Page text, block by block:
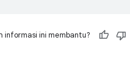
informasi ini membantu?